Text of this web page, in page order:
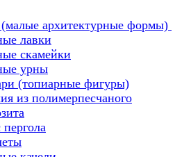
архитектурные формы)
лавки
скамейки
урны
(топиарные фигуры)
из полимерпесчаного